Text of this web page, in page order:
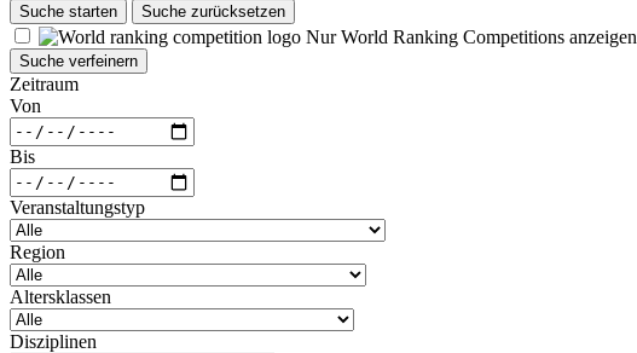
Suche starten Suche zurücksetzen
Nur World Ranking Competitions anzeigen
Suche verfeinern
Zeitraum
Von
Bis
Veranstaltungstyp
Region
Altersklassen
Disziplinen